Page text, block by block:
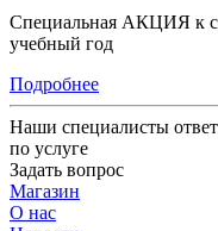
Специальная АКЦИЯ к
учебный год
Подробнее
Наши специалисты
по услуге
Задать вопрос
Магазин
О нас